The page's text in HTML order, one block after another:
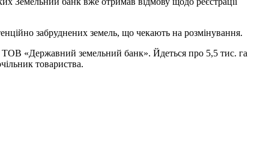
забруднених земель, що чекають на розмінування.
«Державний земельний банк». Йдеться про 5,5 тис. га
товариства.